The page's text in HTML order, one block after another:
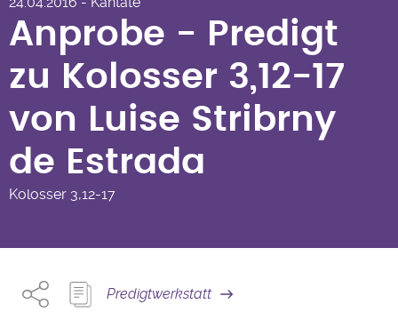
Estrada
Anprobe - Predigt
zu Kolosser 3,12-17
von Luise Stribrny
de Estrada
Kolosser 3,12-17
Predigtwerkstatt